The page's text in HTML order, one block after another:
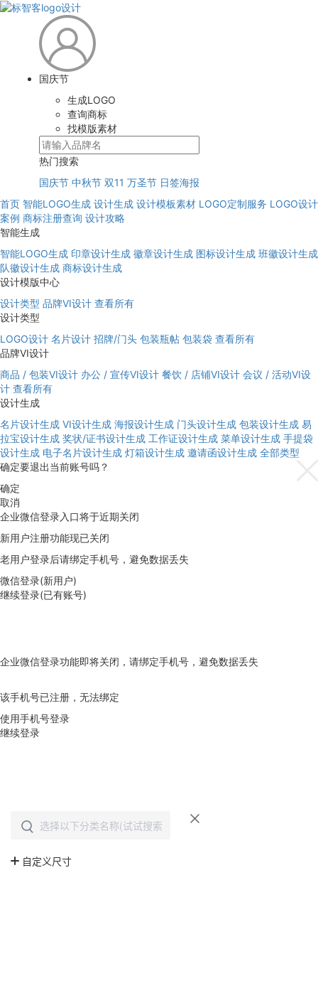
国庆节
生成LOGO
查询商标
找模版素材
热门搜索
国庆节 中秋节 双11 万圣节 日签海报
首页 智能LOGO生成 设计生成 设计模板素材 LOGO定制服务 LOGO设计
案例 商标注册查询 设计攻略
智能生成
智能LOGO生成 印章设计生成 徽章设计生成 图标设计生成 班徽设计生成
队徽设计生成 商标设计生成
设计模版中心
设计类型 品牌VI设计 查看所有
设计类型
LOGO设计 名片设计 招牌/门头 包装瓶帖 包装袋 查看所有
品牌VI设计
商品 / 包装VI设计 办公 / 宣传VI设计 餐饮 / 店铺VI设计 会议 / 活动VI设
计 查看所有
设计生成
名片设计生成 VI设计生成 海报设计生成 门头设计生成 包装设计生成 易
拉宝设计生成 奖状/证书设计生成 工作证设计生成 菜单设计生成 手提袋
设计生成 电子名片设计生成 灯箱设计生成 邀请函设计生成 全部类型
确定要退出当前账号吗？
确定
取消
企业微信登录入口将于近期关闭
新用户注册功能现已关闭
老用户登录后请绑定手机号，避免数据丢失
微信登录(新用户)
继续登录(已有账号)
企业微信登录功能即将关闭，请绑定手机号，避免数据丢失
该手机号已注册，无法绑定
使用手机号登录
继续登录